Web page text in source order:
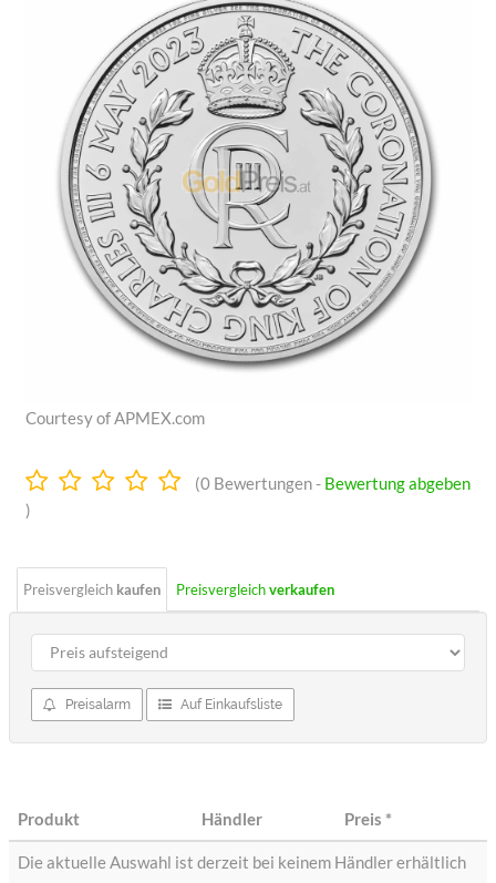
Courtesy of APMEX.com
0.0
(0 Bewertungen - Bewertung abgeben
)
Preisvergleich kaufen Preisvergleichverkaufen
Preisalarm Auf Einkaufsliste
Produkt Händler Preis *
Die aktuelle Auswahl ist derzeit bei keinem Händler erhältlich